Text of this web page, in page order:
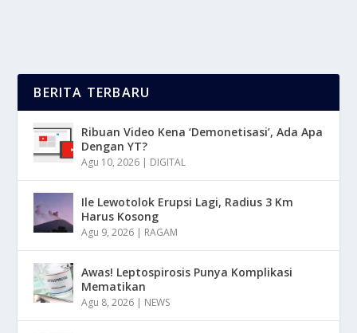
BERITA TERBARU
Ribuan Video Kena ‘Demonetisasi’, Ada Apa
Dengan YT?
Agu 10, 2026 | DIGITAL
Ile Lewotolok Erupsi Lagi, Radius 3 Km
Harus Kosong
Agu 9, 2026 | RAGAM
Awas! Leptospirosis Punya Komplikasi
Mematikan
Agu 8, 2026 | NEWS